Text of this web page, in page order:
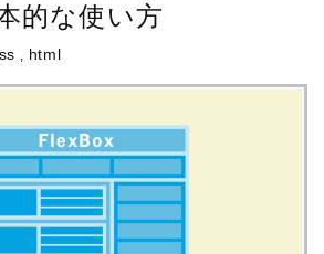
的な使い方
html